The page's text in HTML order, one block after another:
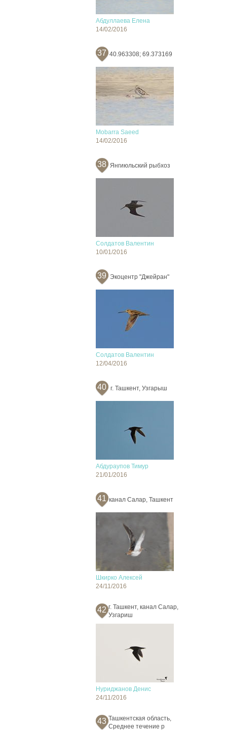
Абдуллаева Елена
14/02/2016
37 40.963308; 69.373169
Mobarra Saeed
14/02/2016
38 Янгиюльский рыбхоз
Солдатов Валентин
10/01/2016
39 Экоцентр "Джейран"
Солдатов Валентин
12/04/2016
40 г. Ташкент, Узгарыш
Абдураупов Тимур
21/01/2016
41 канал Салар, Ташкент
Шкирко Алексей
24/11/2016
42 г. Ташкент, канал Салар,
Узгариш
Нуриджанов Денис
24/11/2016
43 Ташкентская область,
Среднее течение р